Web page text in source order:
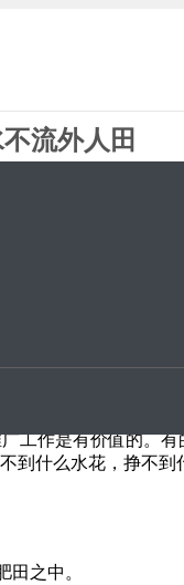
流外人田
工作是有价值的。
到什么水花，挣不
之中。